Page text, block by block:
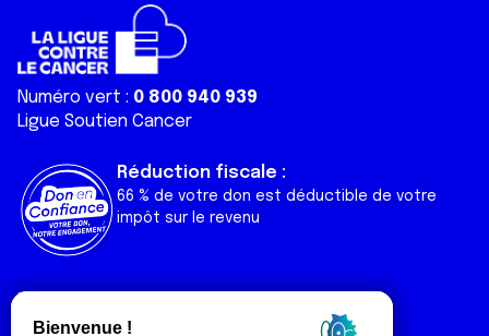
Numéro vert : 0 800 940 939
Ligue Soutien Cancer
Réduction fiscale :
66 % de votre don est déductible de votre
impôt sur le revenu
Liens utiles
Nos actualités